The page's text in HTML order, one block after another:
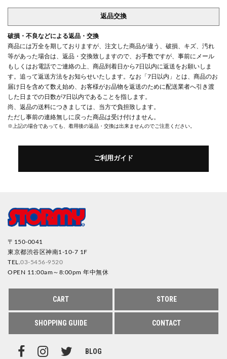
返品交換
破損・不良などによる返品・交換
商品には万全を期しておりますが、注文した商品が違う、破損、キズ、汚れ
等があった場合は、返品・交換致しますので、お手数ですが、事前にメール
もしくはお電話でご連絡の上、商品到着日から7日以内に返送をお願いしま
す。追って返送方法をお知らせいたします。なお「7日以内」とは、商品のお
届け日を含めて数え始め、お客様がお品物を返送のために配送業者へ引き渡
した日までの日数が7日以内であることを指します。
尚、返品の送料につきましては、当方で負担致します。
ただし事前の連絡無しに戻った商品は受け付けません。
※上記の場合であっても、着用後の返品・交換は出来ませんのでご注意ください。
ご利用ガイド
〒150-0041
東京都渋谷区神南1-10-7 1F
TEL. 03-5456-9520
OPEN 11:00am～8:00pm 年中無休
CART STORE
SHOPPING GUIDE CONTACT
BLOG